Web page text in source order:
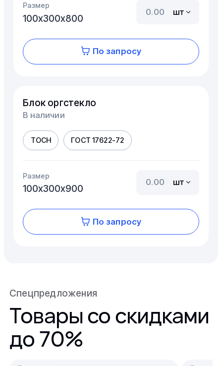
Размер
100х300х800
шт
По запросу
Блок оргстекло
В наличии
ТОСН ГОСТ 17622-72
Размер
100х300х900
шт
По запросу
Спецпредложения
Товары со скидками
до 70%